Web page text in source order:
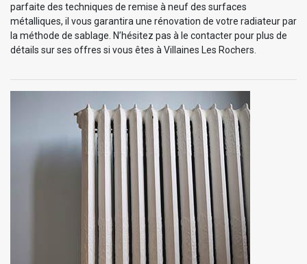
parfaite des techniques de remise à neuf des surfaces
métalliques, il vous garantira une rénovation de votre radiateur par
la méthode de sablage. N’hésitez pas à le contacter pour plus de
détails sur ses offres si vous êtes à Villaines Les Rochers.